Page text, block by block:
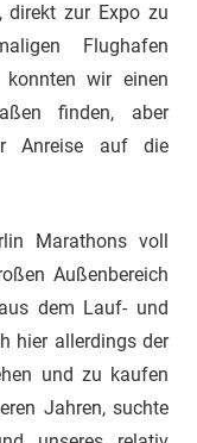
direkt zur Expo zu
Flughafen
wir einen
finden, aber
Anreise auf die
Marathons voll
Außenbereich
dem Lauf- und
hier allerdings der
und zu kaufen
Jahren, suchte